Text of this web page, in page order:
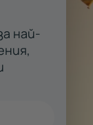
най-